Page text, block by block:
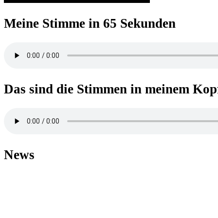
Meine Stimme in 65 Sekunden
Das sind die Stimmen in meinem
News